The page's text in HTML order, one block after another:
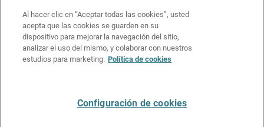
Política de cookies
Política de privacidad
Kit de medios y marca
Al hacer clic en “Aceptar todas las cookies”, usted
acepta que las cookies se guarden en su
dispositivo para mejorar la navegación del sitio,
analizar el uso del mismo, y colaborar con nuestros
estudios para marketing. Política de cookies
Configuración de cookies